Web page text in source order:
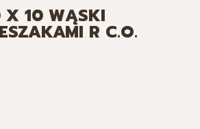
X 10 WĄSKI
R C.O.